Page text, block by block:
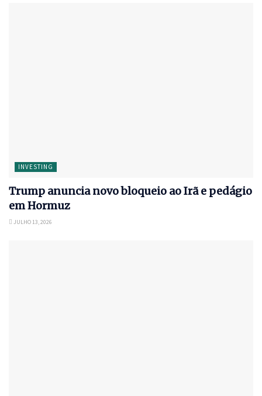
INVESTING
Trump anuncia novo bloqueio ao Irã e pedágio
em Hormuz
JULHO 13, 2026